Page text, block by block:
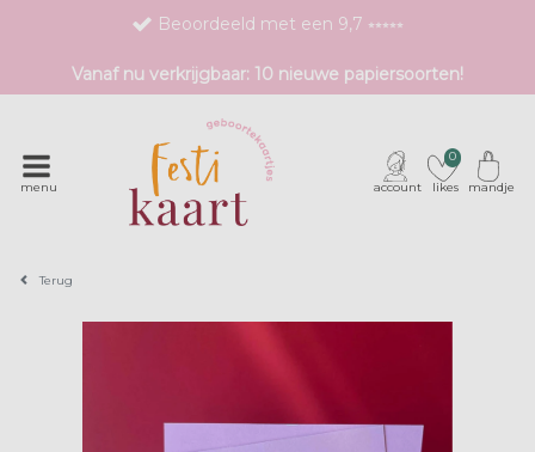
Beoordeeld met een 9,7 ⭒⭒⭒⭒⭒
Exclusieve geboortekaartjes met unieke druktechnieken
Vanaf nu verkrijgbaar: 10 nieuwe papiersoorten!
menu account likes
0
mandje
Terug